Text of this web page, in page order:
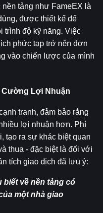
tảng như FameEX là
được thiết kế để
trình độ kỹ năng. Việc
phức tạp trở nên đơn
vào chiến lược của mình
Cường Lợi Nhuận
tranh, đảm bảo rằng
lợi nhuận hơn. Phí
tạo ra sự khác biệt quan
thua - đặc biệt là đối với
tích giao dịch đã lưu ý:
biết về nền tảng có
một nhà giao